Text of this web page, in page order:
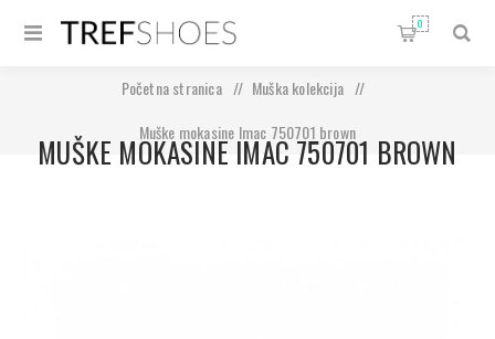
0
Početna stranica / Muška kolekcija
/
Muške mokasine Imac 750701 brown
MUŠKE MOKASINE IMAC 750701 BROWN